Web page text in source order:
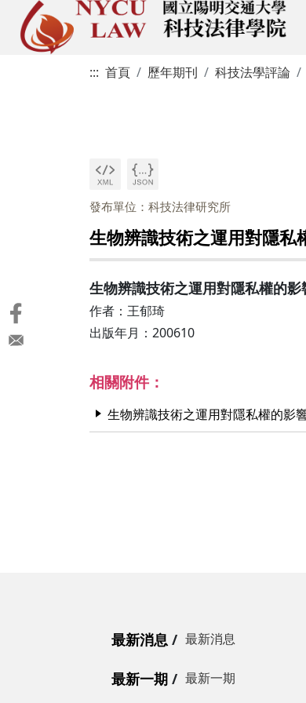
::: 首頁 歷年期刊 科技法學評論
發布單位：科技法律研究所
生物辨識技術之運用對隱私
生物辨識技術之運用對隱私權的影
作者：王郁琦
出版年月：200610
相關附件：
生物辨識技術之運用對隱私權的影
最新消息 最新消息
最新一期 最新一期